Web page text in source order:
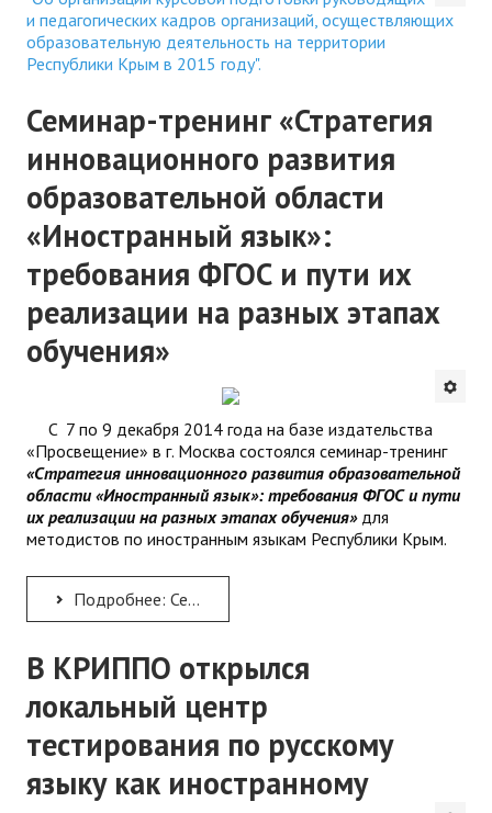
и педагогических кадров организаций, осуществляющих
образовательную деятельность на территории
Республики Крым в 2015 году".
Семинар-тренинг «Стратегия
инновационного развития
образовательной области
«Иностранный язык»:
требования ФГОС и пути их
реализации на разных этапах
обучения»
C 7 по 9 декабря 2014 года на базе издательства
«Просвещение» в г. Москва состоялся семинар-тренинг
«Стратегия инновационного развития образовательной
области «Иностранный язык»: требования ФГОС и пути
их реализации на разных этапах обучения» для
методистов по иностранным языкам Республики Крым.
Подробнее: Семинар-тренинг «Стратегия инновационного развития образовательной области «Иностранный язык»:...
В КРИППО открылся
локальный центр
тестирования по русскому
языку как иностранному